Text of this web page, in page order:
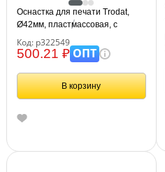
Оснастка для печати Trodat,
Ø42мм, пластмассовая, с
Код: р322549
500.21 ₽ОПТ
В корзину